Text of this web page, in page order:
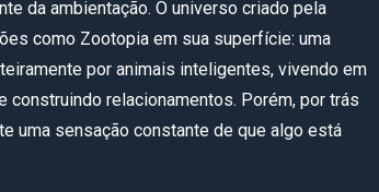
da ambientação. O universo criado pela
como Zootopia em sua superfície: uma
por animais inteligentes, vivendo em
construindo relacionamentos. Porém, por trás
uma sensação constante de que algo está